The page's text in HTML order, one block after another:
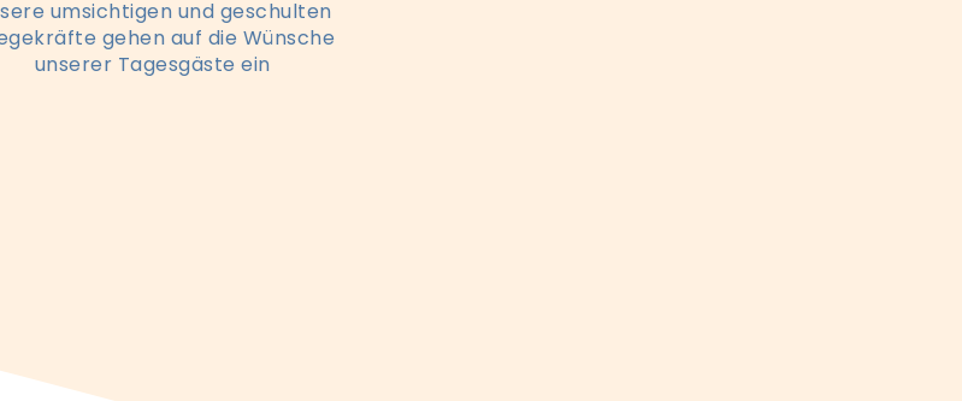
umsichtigen und geschulten
gehen auf die Wünsche
unserer Tagesgäste ein